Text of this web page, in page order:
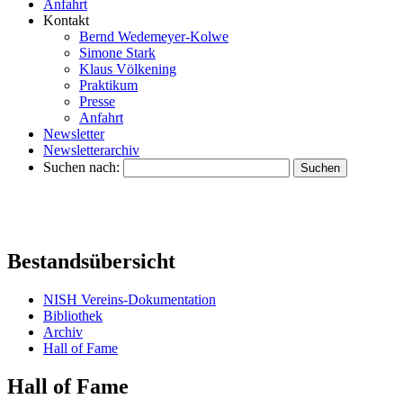
Anfahrt
Kontakt
Bernd Wedemeyer-Kolwe
Simone Stark
Klaus Völkening
Praktikum
Presse
Anfahrt
Newsletter
Newsletterarchiv
Suchen nach:
Bestandsübersicht
NISH Vereins-Dokumentation
Bibliothek
Archiv
Hall of Fame
Hall of Fame